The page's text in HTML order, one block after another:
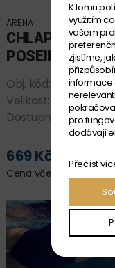
ARENA
CHLAPECKÉ
POSEIDONIA
Obj. kód:
009008-
Velikost:
8-9
Dostupnost:
669 Kč
Cena včetně DPH
K tomu
využitím
vašem
zjistíme,
informace
pro
dodávají
Přečíst